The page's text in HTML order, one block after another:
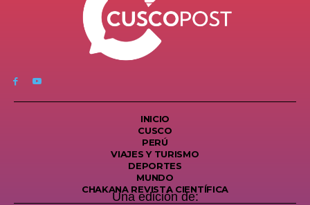
INICIO
CUSCO
PERÚ
VIAJES Y TURISMO
DEPORTES
MUNDO
CHAKANA REVISTA CIENTÍFICA
Una edición de: